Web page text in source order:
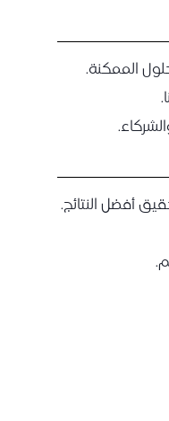
الممكنة.
أفضل النتائج.